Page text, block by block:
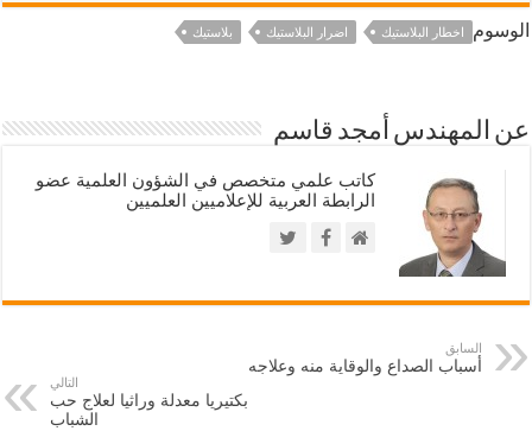
الوسوم اخطار البلاستيك اضرار البلاستيك بلاستيك
عن المهندس أمجد قاسم
كاتب علمي متخصص في الشؤون العلمية عضو
الرابطة العربية للإعلاميين العلميين
السابق
أسباب الصداع والوقاية منه وعلاجه
التالي
بكتيريا معدلة وراثيا لعلاج حب
الشباب